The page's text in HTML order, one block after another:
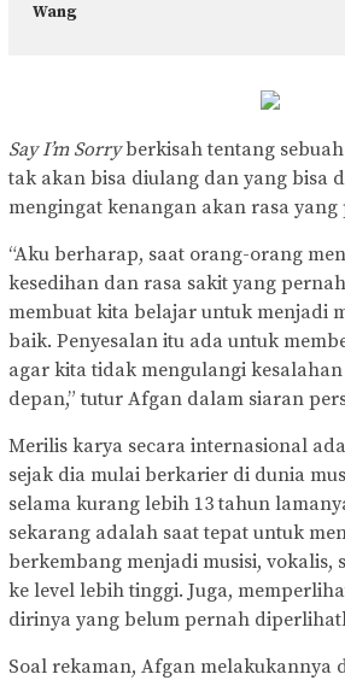
Wang
Say I’m Sorryberkisah tentang
tak akan bisa diulang dan yang bisa
mengingat kenangan akan rasa yang
“Aku berharap, saat orang-orang
kesedihan dan rasa sakit yang
membuat kita belajar untuk menjadi
baik. Penyesalan itu ada untuk
agar kita tidak mengulangi
depan,” tutur Afgan dalam siaran
Merilis karya secara internasional
sejak dia mulai berkarier di dunia
selama kurang lebih 13 tahun
sekarang adalah saat tepat untuk
berkembang menjadi musisi, vokalis,
ke level lebih tinggi. Juga,
dirinya yang belum pernah
Soal rekaman, Afgan melakukannya